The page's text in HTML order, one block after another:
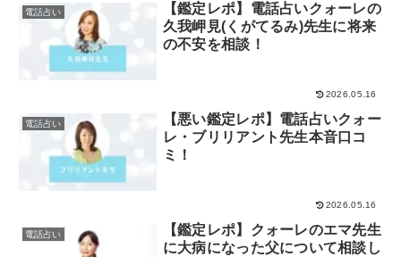
電話占い
【鑑定レポ】電話占いクォーレの
久我岬見(くがてるみ)先生に将来
の不安を相談！
2026.05.16
電話占い
【悪い鑑定レポ】電話占いクォー
レ・ブリリアント先生本音口コ
ミ！
2026.05.16
電話占い
【鑑定レポ】クォーレのエマ先生
に大病になった父について相談し